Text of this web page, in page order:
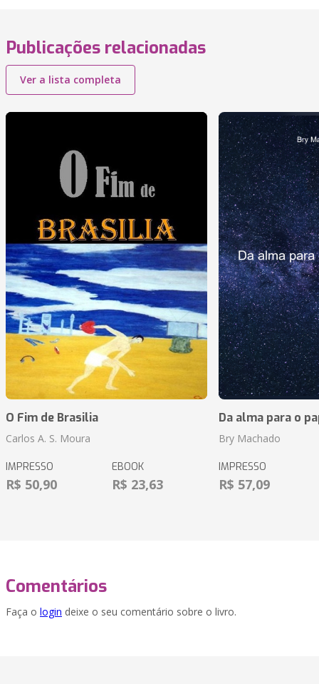
Publicações relacionadas
Ver a lista completa
O Fim de Brasilia
Carlos A. S. Moura
IMPRESSO
R$ 50,90
EBOOK
R$ 23,63
Da alma para o
Bry Machado
IMPRESSO
R$ 57,09
Comentários
Faça o login deixe o seu comentário sobre o livro.